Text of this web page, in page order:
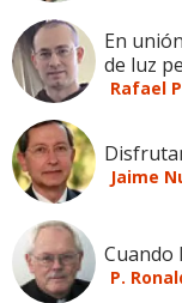
En
de luz
Rafael
Jaime
Cuando
P.